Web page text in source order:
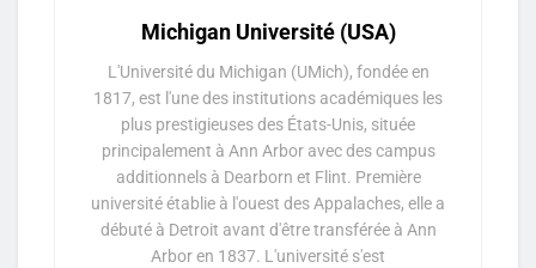
Michigan Université (USA)
L'Université du Michigan (UMich), fondée en
1817, est l'une des institutions académiques les
plus prestigieuses des États-Unis, située
principalement à Ann Arbor avec des campus
additionnels à Dearborn et Flint. Première
université établie à l'ouest des Appalaches, elle a
débuté à Detroit avant d'être transférée à Ann
Arbor en 1837. L'université s'est